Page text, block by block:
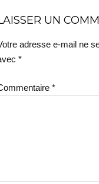
UN
adresse e-mail ne
*
*